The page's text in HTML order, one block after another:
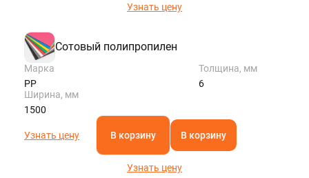
Узнать цену
Сотовый полипропилен
Марка
PP
Толщина, мм
6
Ширина, мм
1500
Узнать цену В корзину В корзину
Узнать цену